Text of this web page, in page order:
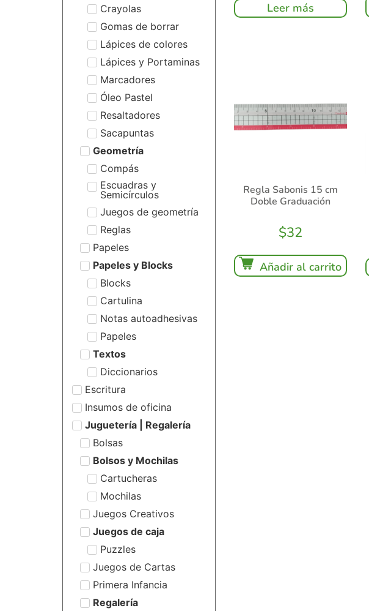
Crayolas
Gomas de borrar
Lápices de colores
Lápices y Portaminas
Marcadores
Óleo Pastel
Resaltadores
Sacapuntas
Geometría
Compás
Escuadras y
Semicírculos
Juegos de geometría
Reglas
Papeles
Papeles y Blocks
Blocks
Cartulina
Notas autoadhesivas
Papeles
Textos
Diccionarios
Escritura
Insumos de oficina
Juguetería | Regalería
Bolsas
Bolsos y Mochilas
Cartucheras
Mochilas
Juegos Creativos
Juegos de caja
Puzzles
Juegos de Cartas
Primera Infancia
Regalería
Leer más
Regla Sabonis 15 cm
Doble Graduación
$32
Añadir al carrito